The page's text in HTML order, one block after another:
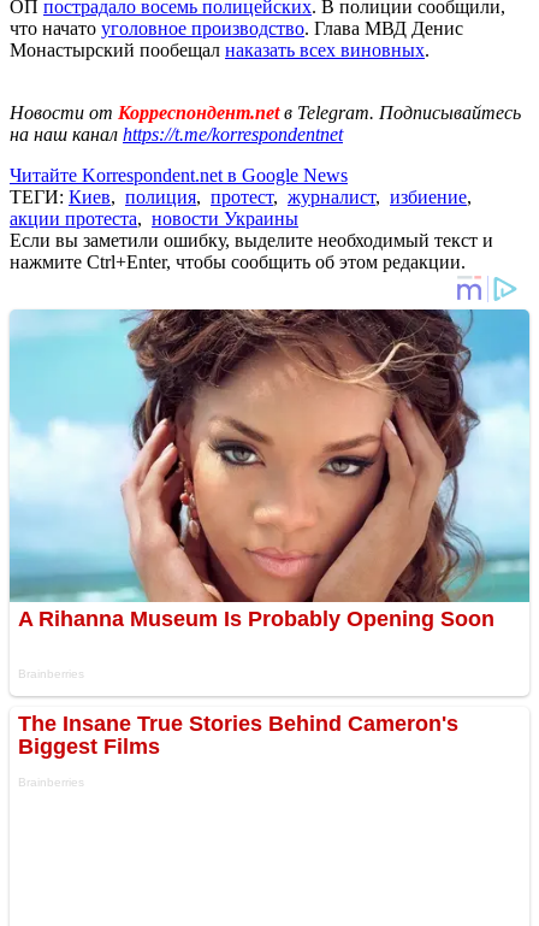
ОП пострадало восемь полицейских. В полиции сообщили,
что начато уголовное производство. Глава МВД Денис
Монастырский пообещал наказать всех виновных.
Новости от Корреспондент.netв Telegram. Подписывайтесь
на наш канал https://t.me/korrespondentnet
Читайте Korrespondent.net в Google News
ТЕГИ: Киев, полиция, протест, журналист, избиение,
акции протеста, новости Украины
Если вы заметили ошибку, выделите необходимый текст и
нажмите Ctrl+Enter, чтобы сообщить об этом редакции.